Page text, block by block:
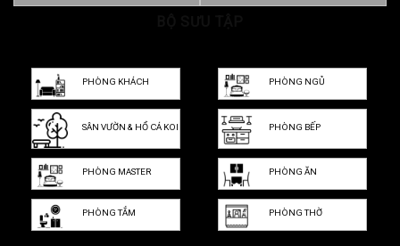
PHÒNG KHÁCH PHÒNG NGỦ
SÂN VƯỜN & HỒ CÁ KOI PHÒNG BẾP
PHÒNG MASTER PHÒNG ĂN
PHÒNG TẮM PHÒNG THỜ